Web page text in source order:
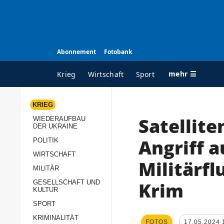
Abonnement Fotobank
Krieg Wirtschaft Sport mehr ☰
ALLE RUBRIKEN
Wiederaufbau der
Politik
Militär
KRIEG
WIEDERAUFBAU
DER UKRAINE
POLITIK
WIRTSCHAFT
MILITÄR
GESELLSCHAFT UND
KULTUR
SPORT
KRIMINALITÄT
Angriff
Krim
FOTOS 17.05.2024